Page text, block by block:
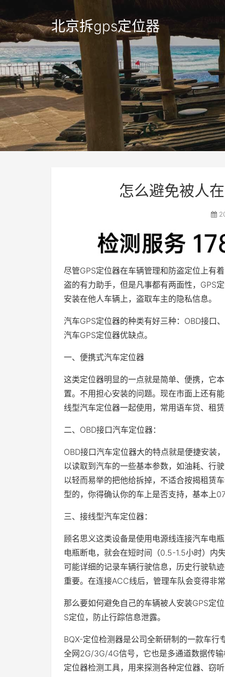
北京拆gps定位器
怎么避免被人
尽管GPS定位器在车辆管理和防盗定位上有
盗的有力助手，但是凡事都有两面性，GPS
安装在他人车辆上，盗取车主的隐私信息。
汽车GPS定位器的种类有好三种：OBD接口
汽车GPS定位器优缺点。
一、便携式汽车定位器
这类定位器明显的一点就是简单、便携，它
置。不用担心安装的问题。现在市面上还有
线型汽车定位器一起使用，常用语车贷、租
二、OBD接口汽车定位器：
OBD接口汽车定位器大的特点就是便捷安装
以读取到汽车的一些基本参数，如油耗、行
以轻而易举的把他给拆掉，不适合按揭租赁
型的，你得确认你的车上是否支持，基本上
三、接线型汽车定位器：
顾名思义这类设备是使用电源线连接汽车电
电瓶断电，就会在短时间（0.5-1.5小时）内
可能详细的记录车辆行驶信息，历史行驶轨
重要。在连接ACC线后，管理车队会变得非
那么要如何避免自己的车辆被人安装GPS定
S定位，防止行踪信息泄露。
BQX-定位检测器是公司全新研制的一款车
全网2G/3G/4G信号，它也是多通道数据传
定位器检测工具，用来探测各种定位器、窃